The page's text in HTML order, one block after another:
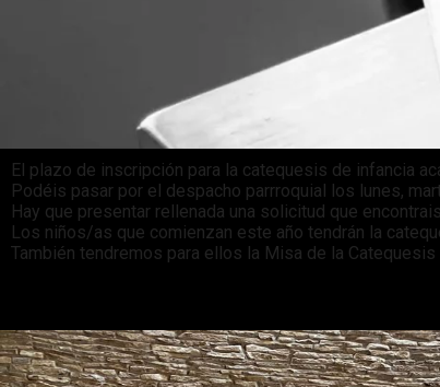
El plazo de inscripción para la catequesis de infancia
Podéis pasar por el despacho parrroquial los lunes,
Hay que presentar rellenada una solicitud que
Los niños/as que comienzan este año tendrán la
También tendremos para ellos la Misa de la